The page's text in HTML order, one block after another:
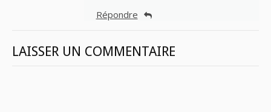
Répondre
LAISSER UN COMMENTAIRE